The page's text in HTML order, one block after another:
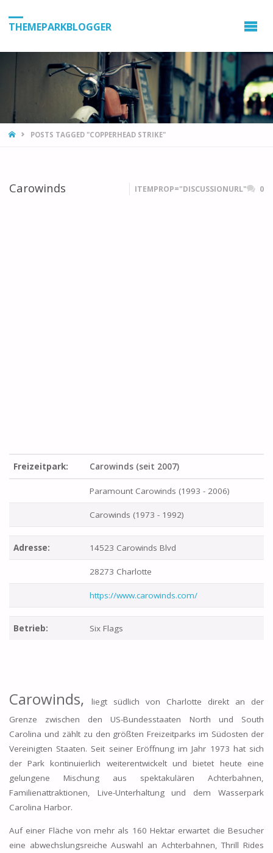
THEMEPARKBLOGGER
HOMEPOSTS TAGGED "COPPERHEAD STRIKE"
Carowinds ITEMPROP="DISCUSSIONURL" 0
Freizeitpark: Carowinds (seit 2007)
Paramount Carowinds (1993 - 2006)
Carowinds (1973 - 1992)
Adresse: 14523 Carowinds Blvd
28273 Charlotte
https://www.carowinds.com/
Betrieb: Six Flags
Carowinds,
liegt südlich von Charlotte direkt an der
Grenze zwischen den US-Bundesstaaten North und South
Carolina und zählt zu den größten Freizeitparks im Südosten der
Vereinigten Staaten. Seit seiner Eröffnung im Jahr 1973 hat sich
der Park kontinuierlich weiterentwickelt und bietet heute eine
gelungene Mischung aus spektakulären Achterbahnen,
Familienattraktionen, Live-Unterhaltung und dem Wasserpark
Carolina Harbor.
Auf einer Fläche von mehr als 160 Hektar erwartet die Besucher
eine abwechslungsreiche Auswahl an Achterbahnen, Thrill Rides